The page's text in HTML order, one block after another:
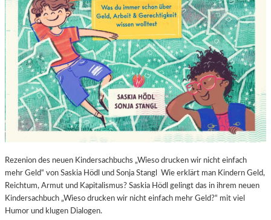
Rezenion des neuen Kindersachbuchs „Wieso drucken wir nicht einfach
mehr Geld“ von Saskia Hödl und Sonja Stangl Wie erklärt man Kindern Geld,
Reichtum, Armut und Kapitalismus? Saskia Hödl gelingt das in ihrem neuen
Kindersachbuch „Wieso drucken wir nicht einfach mehr Geld?“ mit viel
Humor und klugen Dialogen.